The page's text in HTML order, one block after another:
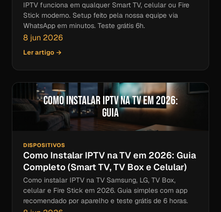
IPTV funciona em qualquer Smart TV, celular ou Fire
Stick moderno. Setup feito pela nossa equipe via
WhatsApp em minutos. Teste grátis 6h.
8 jun 2026
Ler artigo →
Como Instalar IPTV na TV em 2026:
Guia
DISPOSITIVOS
Como Instalar IPTV na TV em 2026: Guia
Completo (Smart TV, TV Box e Celular)
Como instalar IPTV na TV Samsung, LG, TV Box,
celular e Fire Stick em 2026. Guia simples com app
recomendado por aparelho e teste grátis de 6 horas.